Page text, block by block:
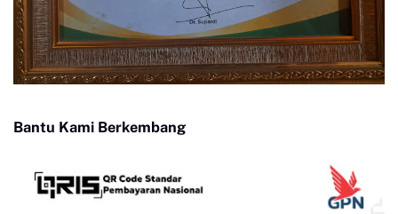
Bantu Kami Berkembang